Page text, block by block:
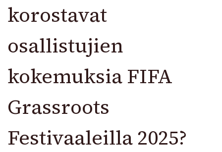
korostavat
osallistujien
kokemuksia FIFA
Grassroots
Festivaaleilla 2025?